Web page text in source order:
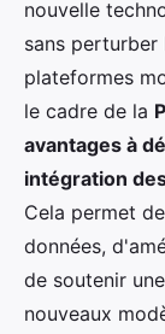
nouvelle
sans perturber
plateformes
le cadre de la
avantages à
intégration
Cela permet
données,
de soutenir
nouveaux